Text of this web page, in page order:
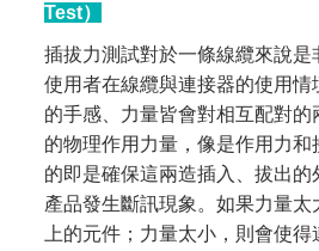
Test）
插拔力測試對於一條線纜來說
使用者在線纜與連接器的使用
的手感、力量皆會對相互配對
的物理作用力量，像是作用力和
的即是確保這兩造插入、拔出
產品發生斷訊現象。如果力量太
上的元件；力量太小，則會使